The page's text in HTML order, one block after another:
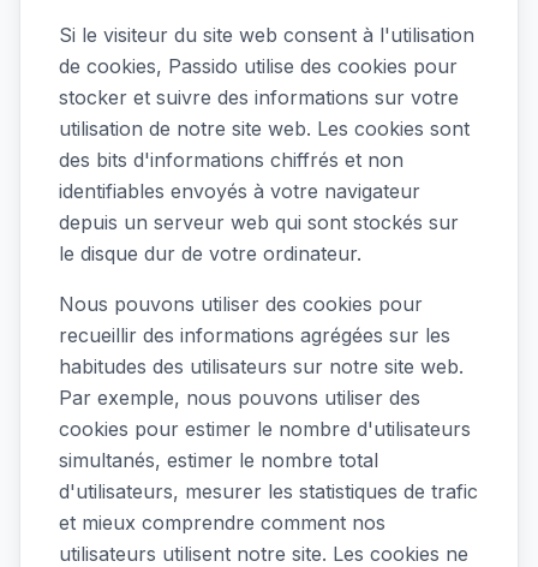
Si le visiteur du site web consent à l'utilisation
de cookies, Passido utilise des cookies pour
stocker et suivre des informations sur votre
utilisation de notre site web. Les cookies sont
des bits d'informations chiffrés et non
identifiables envoyés à votre navigateur
depuis un serveur web qui sont stockés sur
le disque dur de votre ordinateur.
Nous pouvons utiliser des cookies pour
recueillir des informations agrégées sur les
habitudes des utilisateurs sur notre site web.
Par exemple, nous pouvons utiliser des
cookies pour estimer le nombre d'utilisateurs
simultanés, estimer le nombre total
d'utilisateurs, mesurer les statistiques de trafic
et mieux comprendre comment nos
utilisateurs utilisent notre site. Les cookies ne